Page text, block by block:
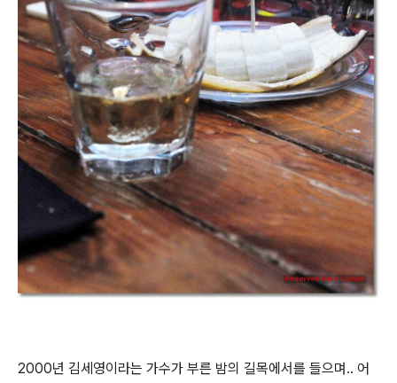
2000년 김세영이라는 가수가 부른 밤의 길목에서를 들으며.. 어